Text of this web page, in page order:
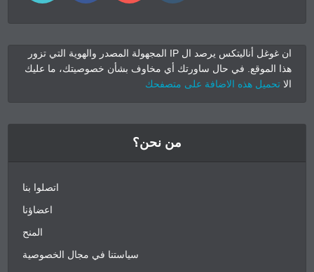
ان غوغل أناليتكس يرصد ال IP المجهولة المصدر والهوية التي تزور
هذا الموقع. في حال ساورتك أي مخاوف بشأن خصوصيتك، ما عليك
الا تحميل هذه الاضافة على متصفحك
من نحن؟
اتصلوا بنا
اعضاؤنا
المنح
سياستنا في مجال الخصوصية